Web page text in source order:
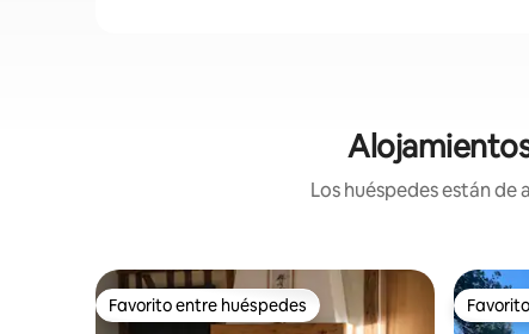
Los huéspedes están
Favorito entre huéspedes
Favorito entre huéspedes